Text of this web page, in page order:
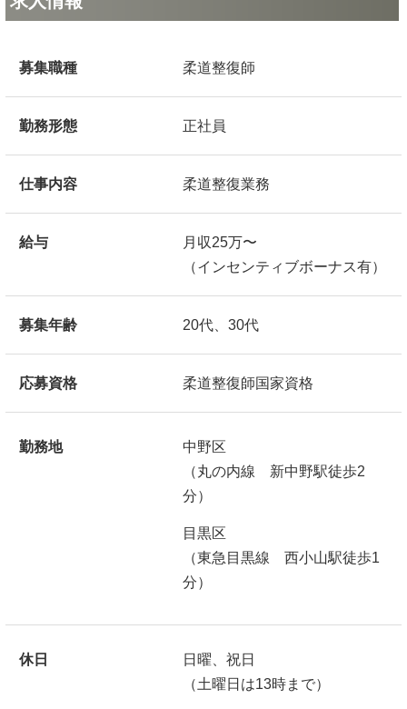
募集職種 柔道整復師
勤務形態 正社員
仕事内容 柔道整復業務
給与
月収25万〜
（インセンティブボーナス有）
募集年齢 20代、30代
応募資格 柔道整復師国家資格
勤務地
中野区
（丸の内線 新中野駅徒歩2
分）
目黒区
（東急目黒線 西小山駅徒歩1
分）
休日
日曜、祝日
（土曜日は13時まで）